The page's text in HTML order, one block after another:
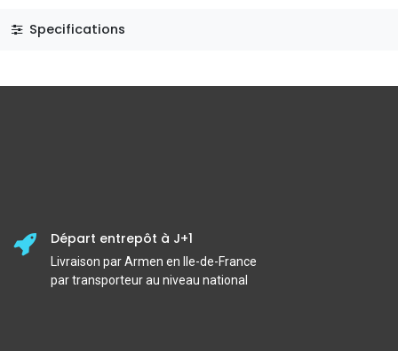
Specifications
Départ entrepôt à J+1
Livraison par Armen en Ile-de-France
par transporteur au niveau national